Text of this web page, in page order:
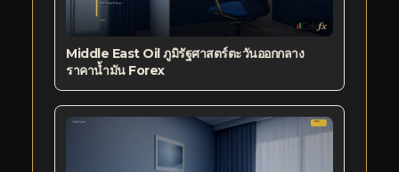
Middle East Oil ภูมิรัฐศาสตร์ตะวันออกกลาง
ราคาน้ำมัน Forex